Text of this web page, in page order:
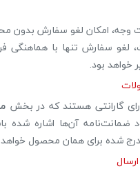
وجه، امکان لغو سفارش بدون
لغو سفارش تنها با هماهنگی
خواهد بود.
گارانتی هستند که در بخش
ضمانت‌نامه آن‌ها اشاره شده
شده برای همان محصول خواهد